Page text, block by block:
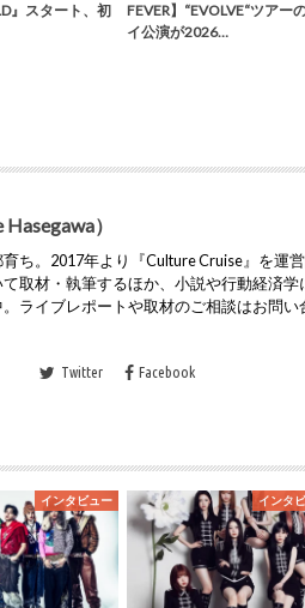
』スタート、初
FEVER】“EVOLVE“ツアー
イ公演が2026…
）
ち。2017年より『Culture Cruise』を運
取材・執筆するほか、小説や行動経済
。ライブレポートや取材のご相談はお問い
Twitter Facebook
インタビュー インタ